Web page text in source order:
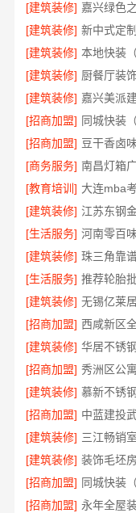
[建筑装修] 嘉兴绿色
[建筑装修] 新中式定
[建筑装修]
[建筑装修] 厨餐厅装
[建筑装修] 嘉兴美派
[招商加盟]
[招商加盟] 豆干香卤
[商务服务] 南昌灯箱
[教育培训]
[建筑装修] 江苏东钢
[生活服务]
[建筑装修]
[生活服务] 推荐轮胎
[建筑装修]
[招商加盟]
[建筑装修] 华居不锈
[招商加盟] 秀洲区公
[建筑装修] 慕新不锈
[招商加盟] 中蓝建投
[建筑装修]
[建筑装修]
[招商加盟]
[招商加盟] 永年全屋